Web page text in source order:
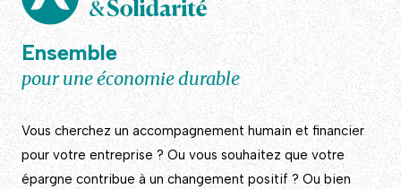
Ensemble
pour une économie durable
Vous cherchez un accompagnement humain et financier
pour votre entreprise ? Ou vous souhaitez que votre
épargne contribue à un changement positif ? Ou bien